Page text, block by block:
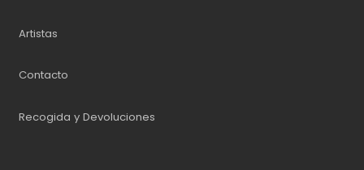
Artistas
Contacto
Recogida y Devoluciones